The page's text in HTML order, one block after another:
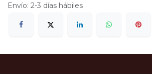
Envío: 2-3 días hábiles